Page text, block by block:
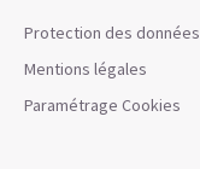
Protection des données
Mentions légales
Paramétrage Cookies